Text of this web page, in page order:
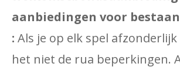
aanbiedingen voor
: Als je op elk spel
het niet de rua beperkingen.